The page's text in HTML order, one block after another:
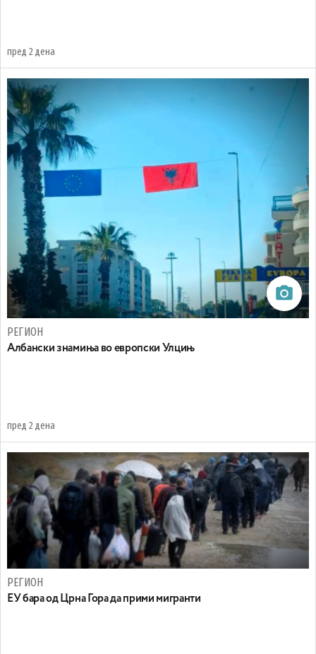
пред 2 дена
РЕГИОН
Aлбански знамиња во европски Улцињ
пред 2 дена
РЕГИОН
EУ бара од Црна Гора да прими мигранти